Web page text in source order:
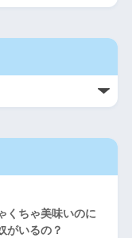
くちゃ美味いのに
がいるの？